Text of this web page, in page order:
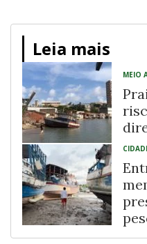
Leia mais
MEIO